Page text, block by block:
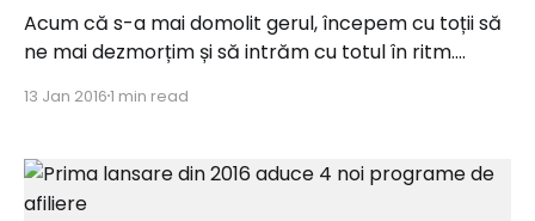
Acum că s-a mai domolit gerul, începem cu toții să
ne mai dezmorțim și să intrăm cu totul în ritm.
inaugurarea a 5 noi programe de afiliere. Acestea
Pharma, Copii și Servicii B2B și oferă comisioane de
13 Jan 20161 min read